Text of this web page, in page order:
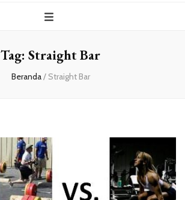
Tag: Straight Bar
Beranda/ Straight Bar